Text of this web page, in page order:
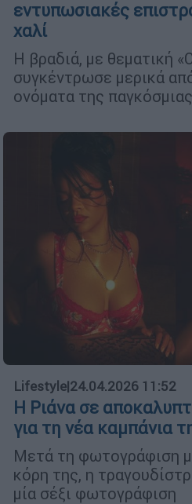
εντυπωσιακές
χαλί
Η βραδιά, με θεματική
συγκέντρωσε μερικά
ονόματα της
Lifestyle|24.04.2026 11:52
Η Ριάνα σε
για τη νέα καμπάνια
Μετά τη φωτογράφιση
κόρη της, η
μία σέξι φωτογράφιση